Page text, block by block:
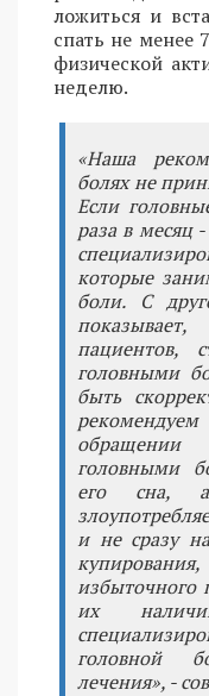
ложиться и
спать не менее
физической
неделю.
«Наша
болях не
Если
раза в месяц
которые
боли. С
пациентов,
головными
быть
головными
его сна,
и не сразу
избыточного
их
головной
лечения», -